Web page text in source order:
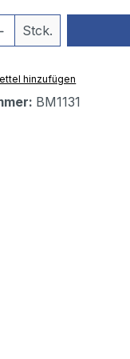
Anzahl: Gib
Stck.
hinzufügen
BM1131